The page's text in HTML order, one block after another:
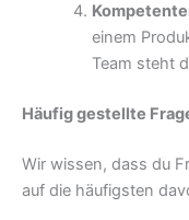
einem
Team steht
Häufig gestellte
Wir wissen, dass du
auf die häufigsten